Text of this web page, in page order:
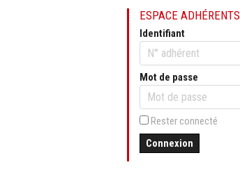
ESPACE ADHÉRENTS
Identifiant
Mot de passe
Rester connecté
Connexion